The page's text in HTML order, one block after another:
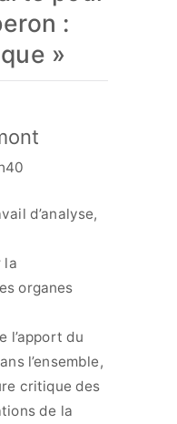
:
»
d’analyse,
la
organes
l’apport du
l’ensemble,
critique des
de la